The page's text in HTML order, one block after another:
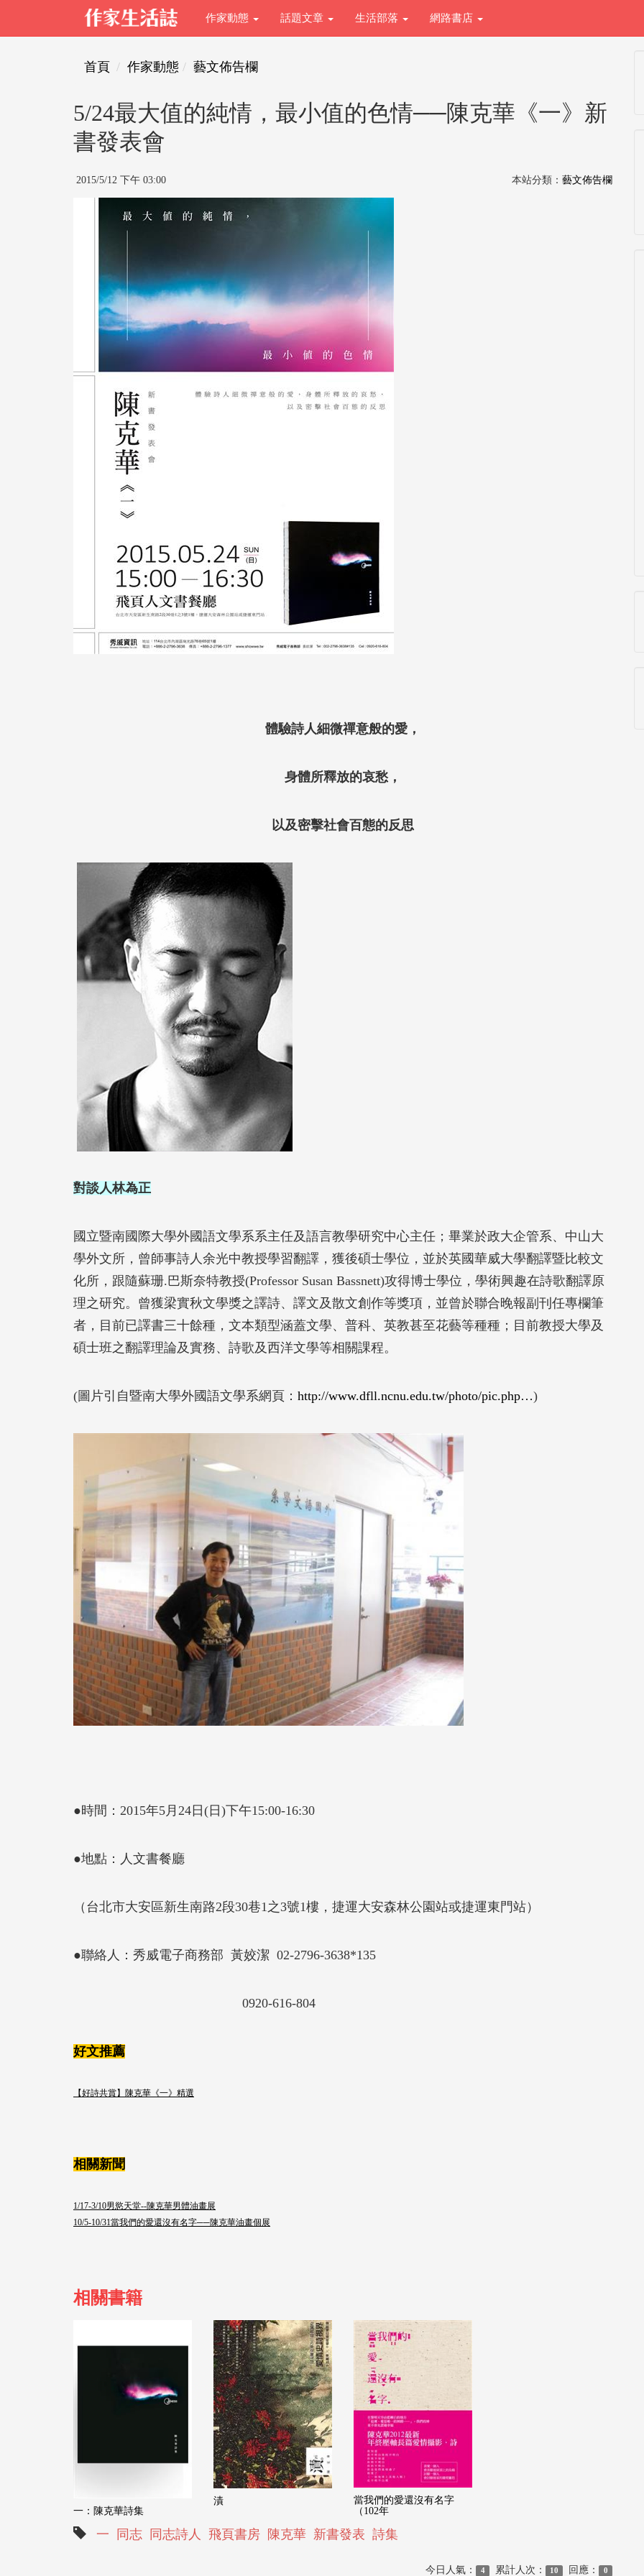
作家動態 話題文章 生活部落 網路書店
首頁 作家動態 藝文佈告欄
5/24最大值的純情，最小值的色情──陳克華《一》新
書發表會
2015/5/12 下午 03:00 本站分類： 藝文佈告欄
體驗詩人細微禪意般的愛，
身體所釋放的哀愁，
以及密擊社會百態的反思
對談人林為正
國立暨南國際大學外國語文學系系主任及語言教學研究中心主任；畢業於政大企管系、中山大
學外文所，曾師事詩人余光中教授學習翻譯，獲後碩士學位，並於英國華威大學翻譯暨比較文
化所，跟隨蘇珊.巴斯奈特教授(Professor Susan Bassnett)攻得博士學位，學術興趣在詩歌翻譯原
理之研究。曾獲梁實秋文學獎之譯詩、譯文及散文創作等獎項，並曾於聯合晚報副刊任專欄筆
者，目前已譯書三十餘種，文本類型涵蓋文學、普科、英教甚至花藝等種種；目前教授大學及
碩士班之翻譯理論及實務、詩歌及西洋文學等相關課程。
(圖片引自暨南大學外國語文學系網頁： http://www.dfll.ncnu.edu.tw/photo/pic.php…)
●時間：2015年5月24日(日)下午15:00-16:30
●地點：人文書餐廳
（台北市大安區新生南路2段30巷1之3號1樓，捷運大安森林公園站或捷運東門站）
●聯絡人：秀威電子商務部 黃姣潔 02-2796-3638*135
0920-616-804
好文推薦
【好詩共賞】陳克華《一》精選
相關新聞
1/17-3/10男慾天堂--陳克華男體油畫展
10/5-10/31當我們的愛還沒有名字──陳克華油畫個展
相關書籍
一：陳克華詩集
漬
當我們的愛還沒有名字
（102年
一 同志 同志詩人 飛頁書房 陳克華 新書發表 詩集
今日人氣： 4 累計人次： 10 回應： 0